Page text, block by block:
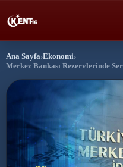
Bursa
Politika
Spor
Ana Sayfa›Ekonomi›
Merkez Bankası Rezervlerinde